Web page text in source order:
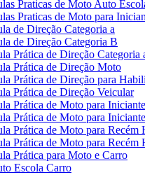
Praticas de Moto Auto
Praticas de Moto para
de Direção Categoria a
de Direção Categoria B
Prática de Direção Categoria
Prática de Direção Moto
Prática de Direção para
Prática de Direção Veicular
Prática de Moto para Iniciante
Prática de Moto para
Prática de Moto para Recém
Prática de Moto para Recém
Prática para Moto e Carro
Escola Carro